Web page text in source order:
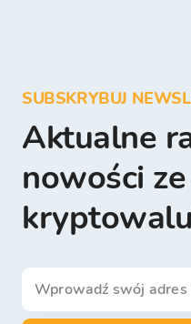
SUBSKRYBUJ
Aktualne
nowości